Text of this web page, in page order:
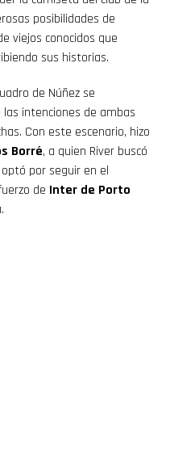
posibilidades de
viejos conocidos que
sus historias.
de Núñez se
intenciones de ambas
Con este escenario, hizo
Borré, a quien River buscó
por seguir en el
de Inter de Porto